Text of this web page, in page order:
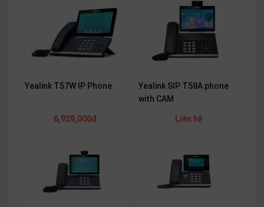
Yealink T57W IP Phone
6,929,000đ
Yealink SIP T58A phone
with CAM
Liên hệ